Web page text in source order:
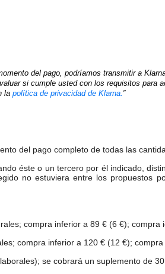
del pago, podríamos transmitir a
si cumple usted con los requisitos
la política de privacidad de Klarna. ”
del pago completo de todas las
éste o un tercero por él indicado,
no estuviera entre los propuestos
compra inferior a 89 € (6 €); compra
compra inferior a 120 € (12 €);
se cobrará un suplemento de